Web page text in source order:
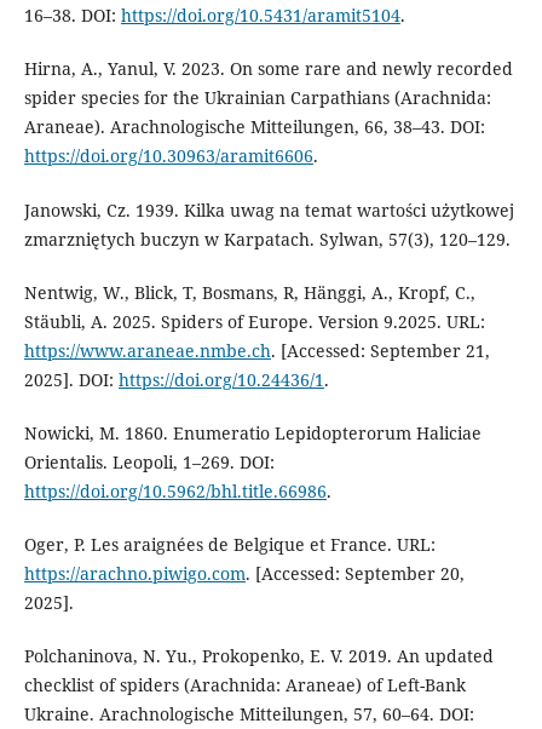
16–38. DOI: https://doi.org/10.5431/aramit5104.
Hirna, A., Yanul, V. 2023. On some rare and newly recorded
spider species for the Ukrainian Carpathians (Arachnida:
Araneae). Arachnologische Mitteilungen, 66, 38–43. DOI:
https://doi.org/10.30963/aramit6606.
Janowski, Cz. 1939. Kilka uwag na temat wartości użytkowej
zmarzniętych buczyn w Karpatach. Sylwan, 57(3), 120–129.
Nentwig, W., Blick, T, Bosmans, R, Hänggi, A., Kropf, C.,
Stäubli, A. 2025. Spiders of Europe. Version 9.2025. URL:
https://www.araneae.nmbe.ch. [Accessed: September 21,
2025]. DOI: https://doi.org/10.24436/1 .
Nowicki, M. 1860. Enumeratio Lepidopterorum Haliciae
Orientalis. Leopoli, 1–269. DOI:
https://doi.org/10.5962/bhl.title.66986.
Oger, P. Les araignées de Belgique et France. URL:
https://arachno.piwigo.com. [Accessed: September 20,
2025].
Polchaninova, N. Yu., Prokopenko, E. V. 2019. An updated
checklist of spiders (Arachnida: Araneae) of Left-Bank
Ukraine. Arachnologische Mitteilungen, 57, 60–64. DOI: